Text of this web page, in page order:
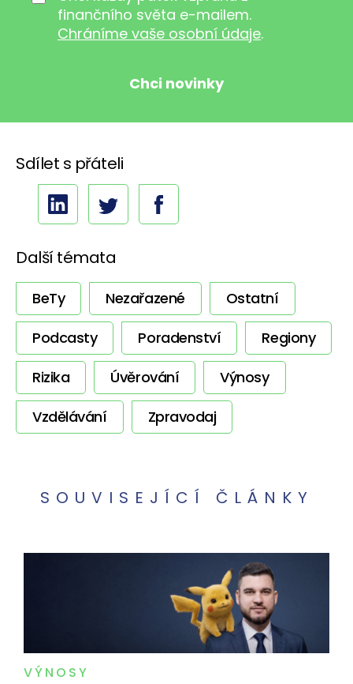
finančního světa e-mailem.
Chráníme vaše osobní údaje.
Sdílet s přáteli
Další témata
BeTy Nezařazené
Ostatní
Podcasty
Poradenství
Regiony
Rizika
Úvěrování
Výnosy
Vzdělávání
Zpravodaj
SOUVISEJÍCÍ ČLÁNKY
VÝNOSY